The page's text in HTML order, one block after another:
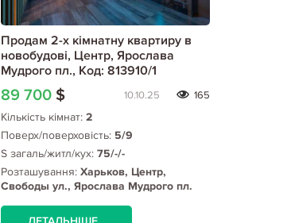
Продам 2-х кімнатну квартиру в
новобудові, Центр, Ярослава
Мудрого пл., Код: 813910/1
89 700 $ 10.10.25 165
Кількість кімнат:2
Поверх/поверховість: 5/9
S загаль/житл/кух:75/-/-
Розташування:Харьков, Центр,
Свободы ул., Ярослава Мудрого пл.